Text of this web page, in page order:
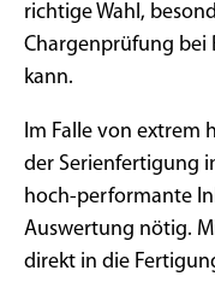
richtige Wahl,
Chargenprüfung bei
kann.
Im Falle von extrem
der Serienfertigung
hoch-performante
Auswertung nötig.
direkt in die